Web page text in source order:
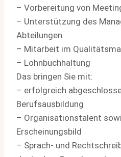
– Vorbereitung von
– Unterstützung des
Abteilungen
– Mitarbeit im
– Lohnbuchhaltung
Das bringen Sie mit:
– erfolgreich
Berufsausbildung
– Organisationstalent
Erscheinungsbild
– Sprach- und